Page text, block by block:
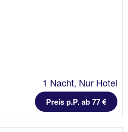
1 Nacht, Nur Hotel
Preis p.P. ab 77 €